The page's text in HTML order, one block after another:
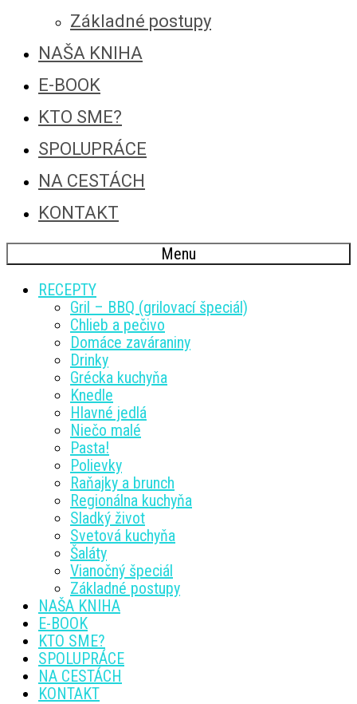
Základné postupy
NAŠA KNIHA
E-BOOK
KTO SME?
SPOLUPRÁCE
NA CESTÁCH
KONTAKT
Menu
RECEPTY
Gril – BBQ (grilovací špeciál)
Chlieb a pečivo
Domáce zaváraniny
Drinky
Grécka kuchyňa
Knedle
Hlavné jedlá
Niečo malé
Pasta!
Polievky
Raňajky a brunch
Regionálna kuchyňa
Sladký život
Svetová kuchyňa
Šaláty
Vianočný špeciál
Základné postupy
NAŠA KNIHA
E-BOOK
KTO SME?
SPOLUPRÁCE
NA CESTÁCH
KONTAKT